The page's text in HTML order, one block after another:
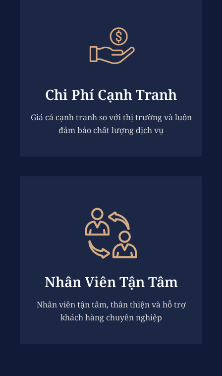
Chi Phí Cạnh Tranh
Giá cả cạnh tranh so với thị trường và luôn
đảm bảo chất lượng dịch vụ
Nhân Viên Tận Tâm
Nhân viên tận tâm, thân thiện và hỗ trợ
khách hàng chuyên nghiệp